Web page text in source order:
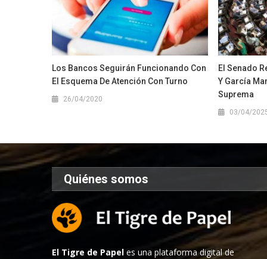
Los Bancos Seguirán Funcionando Con
El Esquema De Atención Con Turno
26/04/2020
El Senado
Y García
Suprema
03/04/
Quiénes somos
El Tigre de Papel es una plataforma digital de